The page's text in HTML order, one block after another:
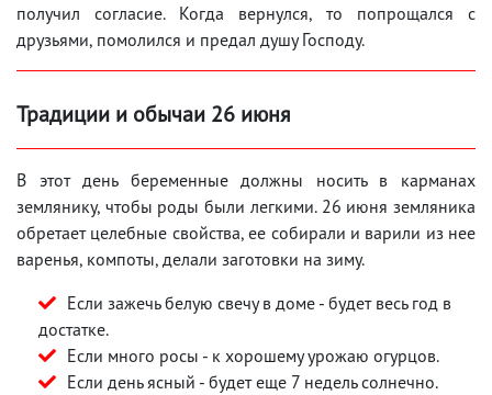
получил согласие. Когда вернулся, то попрощался с
друзьями, помолился и предал душу Господу.
Традиции и обычаи 26 июня
В этот день беременные должны носить в карманах
землянику, чтобы роды были легкими. 26 июня земляника
обретает целебные свойства, ее собирали и варили из нее
варенья, компоты, делали заготовки на зиму.
Если зажечь белую свечу в доме - будет весь год в
достатке.
Если много росы - к хорошему урожаю огурцов.
Если день ясный - будет еще 7 недель солнечно.